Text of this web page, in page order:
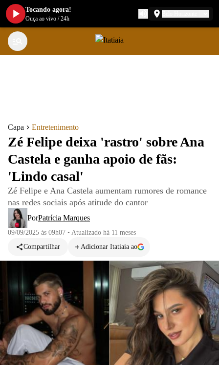
Capa Entretenimento
Zé Felipe deixa 'rastro' sobre Ana
Castela e ganha apoio de fãs:
'Lindo casal'
Zé Felipe e Ana Castela aumentam rumores de romance
nas redes sociais após atitude do cantor
PorPatrícia Marques
09/09/2025 às 09h07 • Atualizado há 11 meses
Compartilhar
Adicionar Itatiaia ao
Tocando agora!
Ouça ao vivo /24h